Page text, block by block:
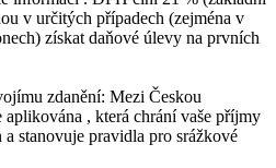
v určitých případech (zejména v
získat daňové úlevy na prvních
zdanění: Mezi Českou
, která chrání vaše příjmy
stanovuje pravidla pro srážkové